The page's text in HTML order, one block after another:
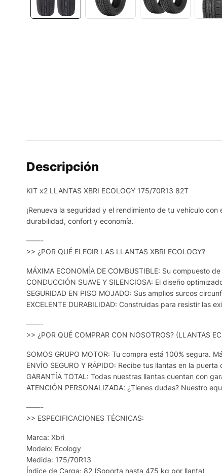
Descripción
KIT x2 LLANTAS XBRI ECOLOGY 175/70R13 82T
¡Renueva la seguridad y el rendimiento de tu vehículo
durabilidad, confort y economía.
——-
>> ¿POR QUÉ ELEGIR LAS LLANTAS XBRI ECOLOGY?
MÁXIMA ECONOMÍA DE COMBUSTIBLE: Su compuesto
CONDUCCIÓN SUAVE Y SILENCIOSA: El diseño
SEGURIDAD EN PISO MOJADO: Sus amplios surcos
EXCELENTE DURABILIDAD: Construidas para resistir
——-
>> ¿POR QUÉ COMPRAR CON NOSOTROS? (LLANTAS
SOMOS GRUPO MOTOR: Tu compra está 100% segura.
ENVÍO SEGURO Y RÁPIDO: Recibe tus llantas en la puerta
GARANTÍA TOTAL: Todas nuestras llantas cuentan con
ATENCIÓN PERSONALIZADA: ¿Tienes dudas? Nuestro
——-
>> ESPECIFICACIONES TÉCNICAS:
Marca: Xbri
Modelo: Ecology
Medida: 175/70R13
Índice de Carga: 82 (Soporta hasta 475 kg por llanta)